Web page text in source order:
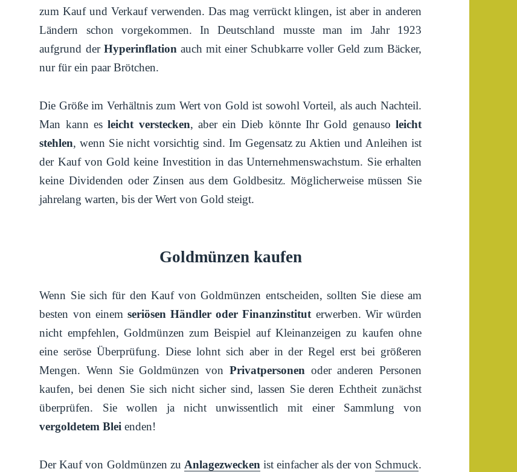
zum Kauf und Verkauf verwenden. Das mag verrückt klingen, ist aber in anderen
Ländern schon vorgekommen. In Deutschland musste man im Jahr 1923
aufgrund der Hyperinflation auch mit einer Schubkarre voller Geld zum Bäcker,
nur für ein paar Brötchen.
Die Größe im Verhältnis zum Wert von Gold ist sowohl Vorteil, als auch Nachteil.
Man kann esleicht verstecken, aber ein Dieb könnte Ihr Gold genauso leicht
stehlen, wenn Sie nicht vorsichtig sind. Im Gegensatz zu Aktien und Anleihen ist
der Kauf von Gold keine Investition in das Unternehmenswachstum. Sie erhalten
keine Dividenden oder Zinsen aus dem Goldbesitz. Möglicherweise müssen Sie
jahrelang warten, bis der Wert von Gold steigt.
Goldmünzen kaufen
Wenn Sie sich für den Kauf von Goldmünzen entscheiden, sollten Sie diese am
besten von einem seriösen Händler oder Finanzinstitut erwerben. Wir würden
nicht empfehlen, Goldmünzen zum Beispiel auf Kleinanzeigen zu kaufen ohne
eine seröse Überprüfung. Diese lohnt sich aber in der Regel erst bei größeren
Mengen. Wenn Sie Goldmünzen von Privatpersonen oder anderen Personen
kaufen, bei denen Sie sich nicht sicher sind, lassen Sie deren Echtheit zunächst
überprüfen. Sie wollen ja nicht unwissentlich mit einer Sammlung von
vergoldetem Blei enden!
Der Kauf von Goldmünzen zu Anlagezwecken ist einfacher als der von Schmuck.